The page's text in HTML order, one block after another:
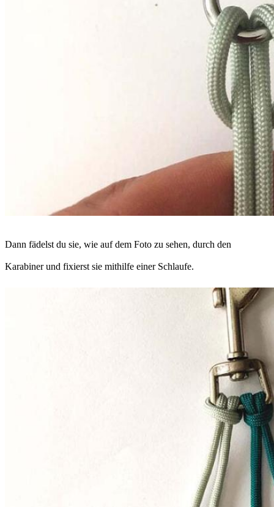
Dann fädelst du sie, wie auf dem Foto zu sehen, durch den
Karabiner und fixierst sie mithilfe einer Schlaufe.